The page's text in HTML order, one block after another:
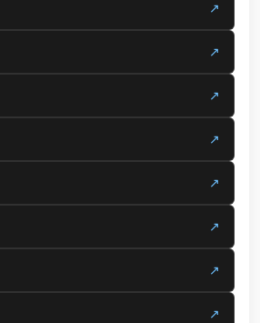
↗
↗
↗
↗
↗
↗
↗
↗